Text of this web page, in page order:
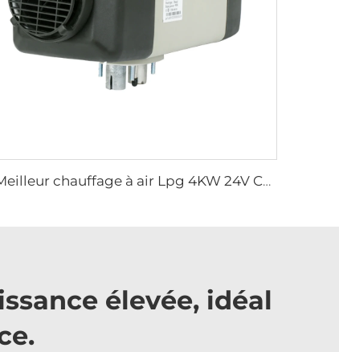
JP Meilleur chauffage à air Lpg 4KW 24V Chauffage de stationnement pour camping-car, bateau et voiture
élevée, idéal